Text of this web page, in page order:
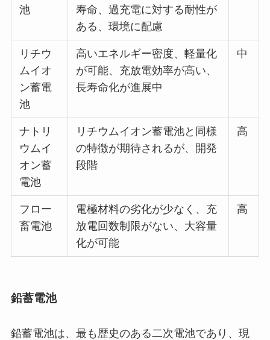
池
寿命、過充電に対する耐性が
ある、環境に配慮
リチウ
ムイオ
ン蓄電
池
高いエネルギー密度、軽量化
が可能、充放電効率が高い、
長寿命化が進展中
中
ナトリ
ウムイ
オン蓄
電池
リチウムイオン蓄電池と同様
の特徴が期待されるが、開発
段階
高
フロー
畜電池
電極材料の劣化が少なく、充
放電回数制限がない、大容量
化が可能
高
鉛蓄電池
鉛蓄電池は、最も歴史のある二次電池であり、現